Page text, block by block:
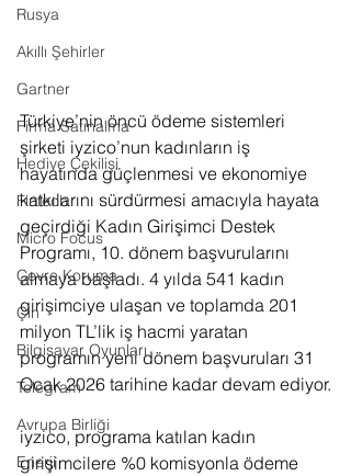
Rusya
Akıllı Şehirler
Gartner
Firma Satınalma
Hediye Çekilişi
Fintech
Micro Focus
Çevre Koruma
Çin
Bilgisayar Oyunları
Telegram
Avrupa Birliği
Enerji
Türkiye’nin öncü ödeme sistemleri
şirketi iyzico’nun kadınların iş
hayatında güçlenmesi ve ekonomiye
katkılarını sürdürmesi amacıyla hayata
geçirdiği Kadın Girişimci Destek
Programı, 10. dönem başvurularını
almaya başladı. 4 yılda 541 kadın
girişimciye ulaşan ve toplamda 201
milyon TL’lik iş hacmi yaratan
programın yeni dönem başvuruları 31
Ocak 2026 tarihine kadar devam ediyor.
iyzico, programa katılan kadın
girişimcilere %0 komisyonla ödeme